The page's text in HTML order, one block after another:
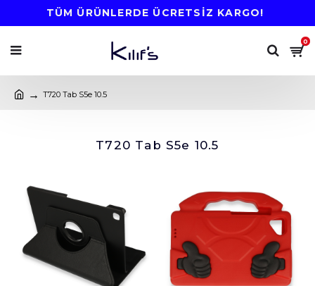
TÜM ÜRÜNLERDE ÜCRETSİZ KARGO!
0
T720 Tab S5e 10.5
T720 Tab S5e 10.5